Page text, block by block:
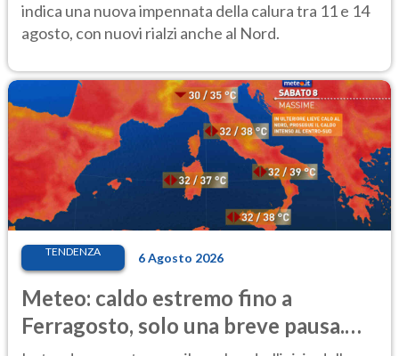
indica una nuova impennata della calura tra 11 e 14
agosto, con nuovi rialzi anche al Nord.
TENDENZA 6 Agosto 2026
Meteo: caldo estremo fino a
Ferragosto, solo una breve pausa.